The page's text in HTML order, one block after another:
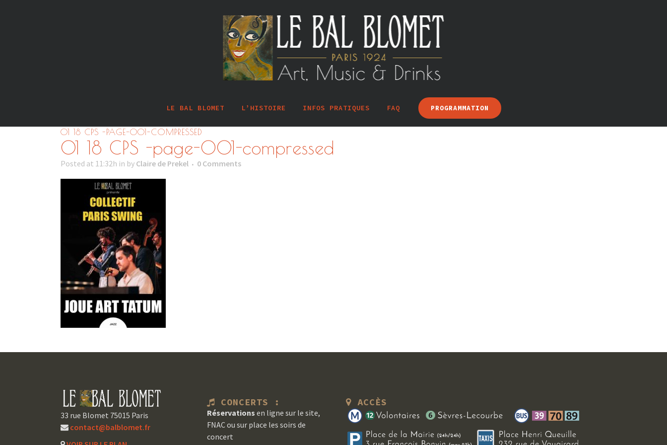
LE BAL BLOMET L’HISTOIRE INFOS PRATIQUES FAQ PROGRAMMATION
01 18 CPS -PAGE-001-COMPRESSED
01 18 CPS -page-001-compressed
Posted at 11:32h in by Claire de Prekel 0 Comments
33 rue Blomet 75015 Paris
contact@balblomet.fr
CONCERTS :
Réservations en ligne sur le site,
FNAC ou sur place les soirs de
concert
ACCÈS